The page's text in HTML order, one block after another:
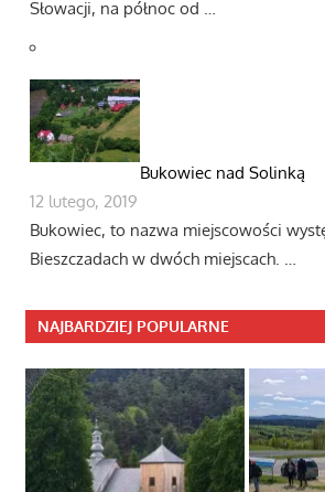
Słowacji, na północ od …
Bukowiec nad Solinką
12 lutego, 2019
Bukowiec, to nazwa miejscowości
Bieszczadach w dwóch miejscach. …
NAJBARDZIEJ POPULARNE